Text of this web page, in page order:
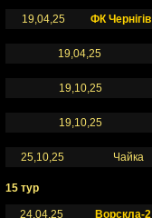
19,04,25 ФК Чернігів
19,04,25
19,10,25
19,10,25
25,10,25 Чайка
15 тур
24,04,25 Ворскла-2